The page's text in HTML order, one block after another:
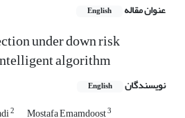
عنوان مقاله English
under down risk
algorithm
نویسندگان English
2 Mostafa Emamdoost3